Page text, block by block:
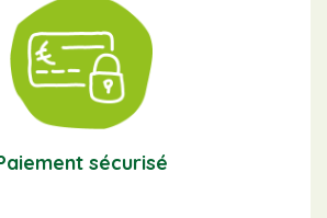
sécurisé